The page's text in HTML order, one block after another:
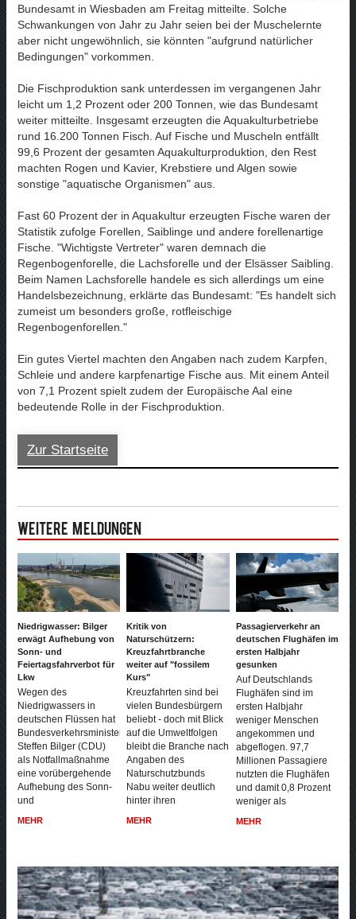
Bundesamt in Wiesbaden am Freitag mitteilte. Solche
Schwankungen von Jahr zu Jahr seien bei der Muschelernte
aber nicht ungewöhnlich, sie könnten "aufgrund natürlicher
Bedingungen" vorkommen.
Die Fischproduktion sank unterdessen im vergangenen Jahr
leicht um 1,2 Prozent oder 200 Tonnen, wie das Bundesamt
weiter mitteilte. Insgesamt erzeugten die Aquakulturbetriebe
rund 16.200 Tonnen Fisch. Auf Fische und Muscheln entfällt
99,6 Prozent der gesamten Aquakulturproduktion, den Rest
machten Rogen und Kavier, Krebstiere und Algen sowie
sonstige "aquatische Organismen" aus.
Fast 60 Prozent der in Aquakultur erzeugten Fische waren der
Statistik zufolge Forellen, Saiblinge und andere forellenartige
Fische. "Wichtigste Vertreter" waren demnach die
Regenbogenforelle, die Lachsforelle und der Elsässer Saibling.
Beim Namen Lachsforelle handele es sich allerdings um eine
Handelsbezeichnung, erklärte das Bundesamt: "Es handelt sich
zumeist um besonders große, rotfleischige
Regenbogenforellen."
Ein gutes Viertel machten den Angaben nach zudem Karpfen,
Schleie und andere karpfenartige Fische aus. Mit einem Anteil
von 7,1 Prozent spielt zudem der Europäische Aal eine
bedeutende Rolle in der Fischproduktion.
Zur Startseite
Weitere Meldungen
Niedrigwasser: Bilger
erwägt Aufhebung von
Sonn- und
Feiertagsfahrverbot für
Lkw
Wegen des
Niedrigwassers in
deutschen Flüssen hat
Bundesverkehrsminister
Steffen Bilger (CDU)
als Notfallmaßnahme
eine vorübergehende
Aufhebung des Sonn-
und
MEHR
Kritik von
Naturschützern:
Kreuzfahrtbranche
weiter auf "fossilem
Kurs"
Kreuzfahrten sind bei
vielen Bundesbürgern
beliebt - doch mit Blick
auf die Umweltfolgen
bleibt die Branche nach
Angaben des
Naturschutzbunds
Nabu weiter deutlich
hinter ihren
MEHR
Passagierverkehr an
deutschen Flughäfen im
ersten Halbjahr
gesunken
Auf Deutschlands
Flughäfen sind im
ersten Halbjahr
weniger Menschen
angekommen und
abgeflogen. 97,7
Millionen Passagiere
nutzten die Flughäfen
und damit 0,8 Prozent
weniger als
MEHR